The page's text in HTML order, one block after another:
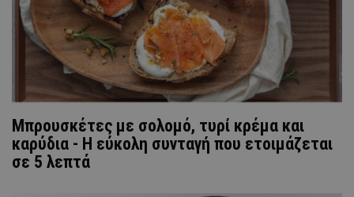
Μπρουσκέτες με σολομό, τυρί κρέμα και
καρύδια - Η εύκολη συνταγή που ετοιμάζεται
σε 5 λεπτά